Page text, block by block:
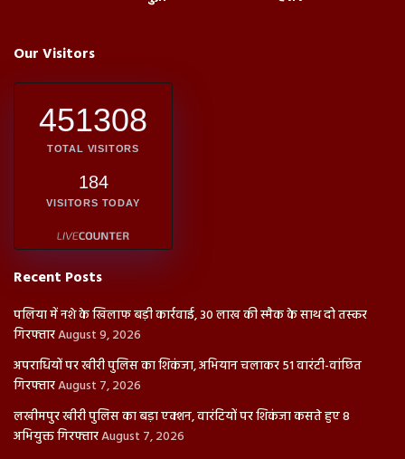
Our Visitors
451308
TOTAL VISITORS
184
VISITORS TODAY
Recent Posts
पलिया में नशे के खिलाफ बड़ी कार्रवाई, 30 लाख की स्मैक के साथ दो तस्कर
गिरफ्तारAugust 9, 2026
अपराधियों पर खीरी पुलिस का शिकंजा, अभियान चलाकर 51 वारंटी-वांछित
गिरफ्तारAugust 7, 2026
लखीमपुर खीरी पुलिस का बड़ा एक्शन, वारंटियों पर शिकंजा कसते हुए 8
अभियुक्त गिरफ्तारAugust 7, 2026